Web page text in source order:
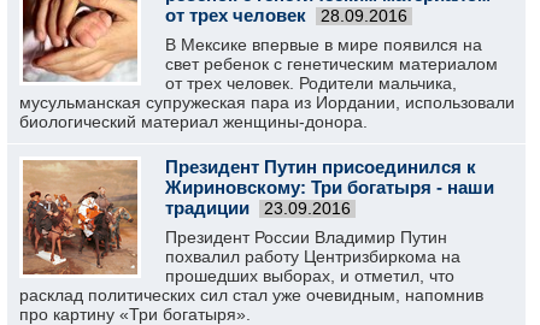
от трех человек
28.09.2016
В Мексике впервые в мире появился на
свет ребенок с генетическим материалом
от трех человек. Родители мальчика,
мусульманская супружеская пара из Иордании, использовали
биологический материал женщины-донора.
Президент Путин присоединился к
Жириновскому: Три богатыря - наши
традиции
23.09.2016
Президент России Владимир Путин
похвалил работу Центризбиркома на
прошедших выборах, и отметил, что
расклад политических сил стал уже очевидным, напомнив
про картину «Три богатыря».